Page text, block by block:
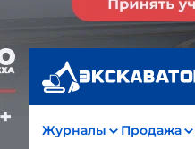
Журналы Продажа